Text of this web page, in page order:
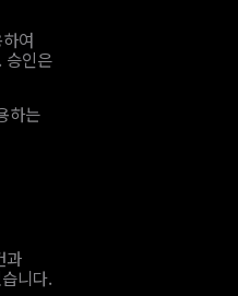
여
승인은
하는
과
니다.